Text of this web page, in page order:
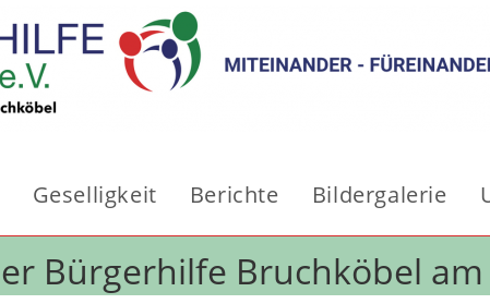
Geselligkeit Berichte Bildergalerie
Bürgerhilfe Bruchköbel